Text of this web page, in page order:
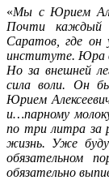
«Мы с Юрием
Почти каждый
Саратов, где он
институте. Юра
Но за внешней
сила воли. Он
Юрием
и…парному
по три литра за
жизнь. Уже
обязательном
обязательно